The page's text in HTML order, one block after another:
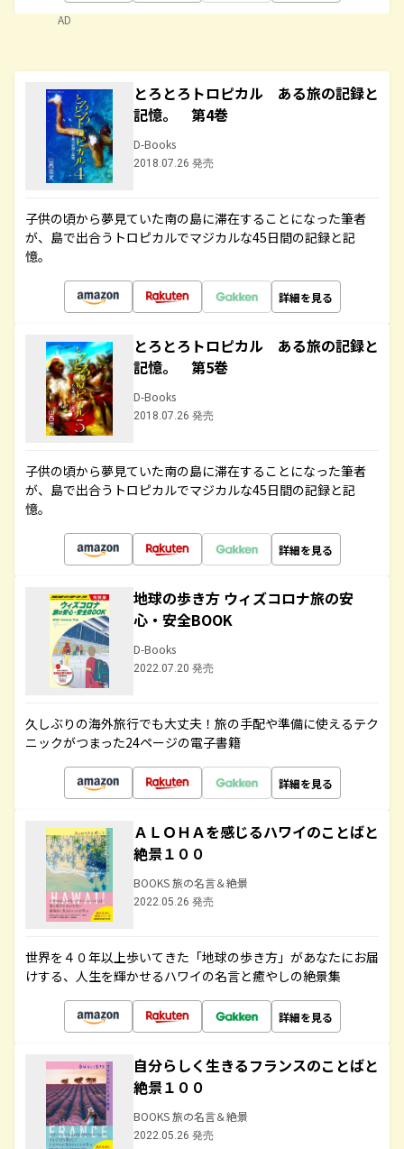
AD
とろとろトロピカル ある旅の記録と
記憶。 第4巻
D-Books
2018.07.26 発売
子供の頃から夢見ていた南の島に滞在することになった筆者
が、島で出合うトロピカルでマジカルな45日間の記録と記
憶。
詳細を見る
とろとろトロピカル ある旅の記録と
記憶。 第5巻
D-Books
2018.07.26 発売
子供の頃から夢見ていた南の島に滞在することになった筆者
が、島で出合うトロピカルでマジカルな45日間の記録と記
憶。
詳細を見る
地球の歩き方 ウィズコロナ旅の安
心・安全BOOK
D-Books
2022.07.20 発売
久しぶりの海外旅行でも大丈夫！旅の手配や準備に使えるテク
ニックがつまった24ページの電子書籍
詳細を見る
ＡＬＯＨＡを感じるハワイのことばと
絶景１００
BOOKS 旅の名言＆絶景
2022.05.26 発売
世界を４０年以上歩いてきた「地球の歩き方」があなたにお届
けする、人生を輝かせるハワイの名言と癒やしの絶景集
詳細を見る
自分らしく生きるフランスのことばと
絶景１００
BOOKS 旅の名言＆絶景
2022.05.26 発売